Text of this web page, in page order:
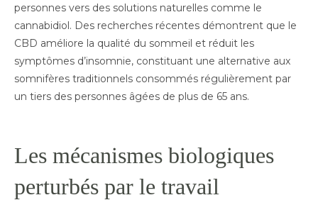
personnes vers des solutions naturelles comme le
cannabidiol. Des recherches récentes démontrent que le
CBD améliore la qualité du sommeil et réduit les
symptômes d’insomnie, constituant une alternative aux
somnifères traditionnels consommés régulièrement par
un tiers des personnes âgées de plus de 65 ans.
Les mécanismes biologiques
perturbés par le travail